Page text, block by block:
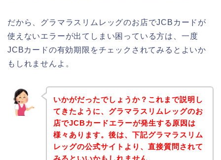
だから、グラマラスリムレッグのお店でJCBカードが
使えないエラーが出てしまい困っている方は、一度
JCBカードの有効期限をチェックされてみるとよいか
もしれませんよ。
いかがだったでしょうか？これまで説明し
てきたように、グラマラスリムレッグのお
店でJCBカードエラーが発生する原因は
様々あります。後は、下記グラマラスリム
レッグの公式サイトより、直接質問されて
みるといいかもしれません。